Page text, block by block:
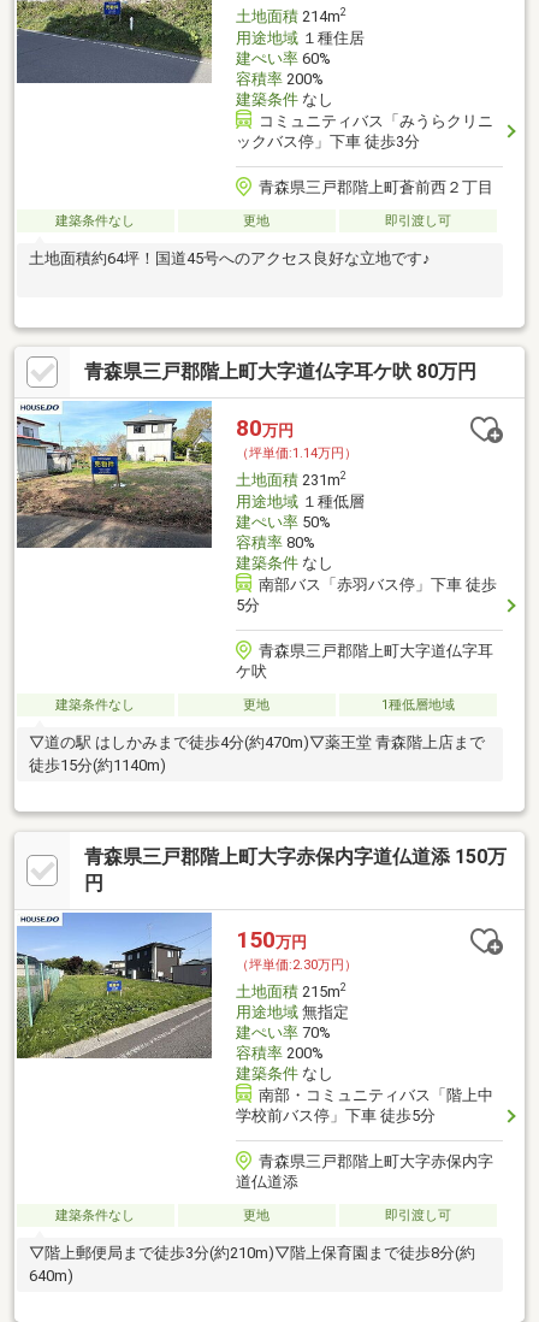
土地面積214m2
用途地域１種住居
建ぺい率60%
容積率200%
建築条件なし
コミュニティバス「みうらクリニ
ックバス停」下車 徒歩3分
青森県三戸郡階上町蒼前西２丁目
建築条件なし 更地 即引渡し可
土地面積約64坪！国道45号へのアクセス良好な立地です♪
青森県三戸郡階上町大字道仏字耳ケ吠 80万円
80万円
（坪単価:1.14万円）
土地面積231m2
用途地域１種低層
建ぺい率50%
容積率80%
建築条件なし
南部バス「赤羽バス停」下車 徒歩
5分
青森県三戸郡階上町大字道仏字耳
ケ吠
建築条件なし 更地 1種低層地域
▽道の駅 はしかみまで徒歩4分(約470m)▽薬王堂 青森階上店まで
徒歩15分(約1140m)
青森県三戸郡階上町大字赤保内字道仏道添 150万
円
150万円
（坪単価:2.30万円）
土地面積215m2
用途地域無指定
建ぺい率70%
容積率200%
建築条件なし
南部・コミュニティバス「階上中
学校前バス停」下車 徒歩5分
青森県三戸郡階上町大字赤保内字
道仏道添
建築条件なし 更地 即引渡し可
▽階上郵便局まで徒歩3分(約210m)▽階上保育園まで徒歩8分(約
640m)